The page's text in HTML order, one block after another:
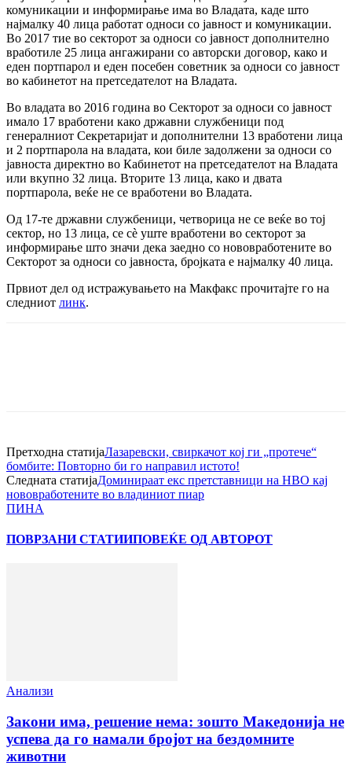
комуникации и информирање има во Владата, каде што
најмалку 40 лица работат односи со јавност и комуникации.
Во 2017 тие во секторот за односи со јавност дополнително
вработиле 25 лица ангажирани со авторски договор, како и
еден портпарол и еден посебен советник за односи со јавност
во кабинетот на претседателот на Владата.
Во владата во 2016 година во Секторот за односи со јавност
имало 17 вработени како државни службеници под
генералниот Секретаријат и дополнителни 13 вработени лица
и 2 портпарола на владата, кои биле задолжени за односи со
јавноста директно во Кабинетот на претседателот на Владата
или вкупно 32 лица. Вторите 13 лица, како и двата
портпарола, веќе не се вработени во Владата.
Од 17-те државни службеници, четворица не се веќе во тој
сектор, но 13 лица, се сè уште вработени во секторот за
информирање што значи дека заедно со нововработените во
Секторот за односи со јавноста, бројката е најмалку 40 лица.
Првиот дел од истражувањето на Макфакс прочитајте го на
следниот линк.
Претходна статијаЛазаревски, свиркачот кој ги „протече“
бомбите: Повторно би го направил истото!
Следната статијаДоминираат екс претставници на НВО кај
нововработените во владиниот пиар
ПИНА
ПОВРЗАНИ СТАТИИПОВЕЌЕ ОД АВТОРОТ
Анализи
Закони има, решение нема: зошто Македонија не
успева да го намали бројот на бездомните
животни